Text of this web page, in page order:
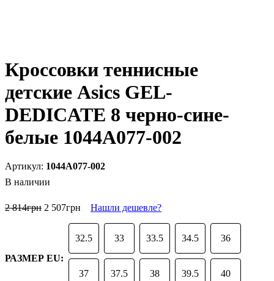
Кроссовки теннисные
детские Asics GEL-
DEDICATE 8 черно-сине-
белые 1044A077-002
1044A077-002
В наличии
2 814грн 2 507грн Нашли дешевле?
РАЗМЕР EU:
32.5 33 33.5 34.5 36
37 37.5 38 39.5 40